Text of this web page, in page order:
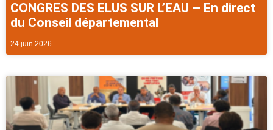
CONGRES DES ELUS SUR L’EAU – En direct
du Conseil départemental
24 juin 2026